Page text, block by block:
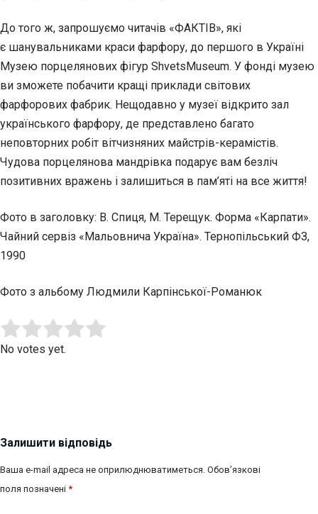
До того ж, запрошуємо читачів «ФАКТІВ», які
є шанувальниками краси фарфору, до першого в Україні
Музею порцелянових фігур ShvetsMuseum. У фонді музею
ви зможете побачити кращі приклади світових
фарфорових фабрик. Нещодавно у музеї відкрито зал
українського фарфору, де представлено багато
неповторних робіт вітчизняних майстрів-керамістів.
Чудова порцелянова мандрівка подарує вам безліч
позитивних вражень і залишиться в пам’яті на все життя!
Фото в заголовку: В. Спиця, М. Терещук. Форма «Карпати».
Чайний сервіз «Мальовнича Україна». Тернопільський ФЗ,
1990
Фото з альбому Людмили Карпінської-Романюк
Rate this item:
No votes yet.
Залишити відповідь
Ваша e-mail адреса не оприлюднюватиметься. Обов’язкові
поля позначені *